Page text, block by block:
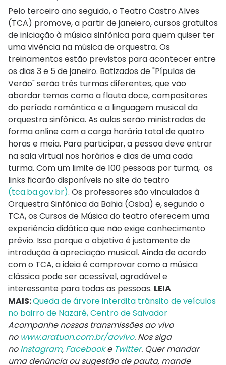
Pelo terceiro ano seguido, o Teatro Castro Alves
(TCA) promove, a partir de janeiero, cursos gratuitos
de iniciação à música sinfônica para quem quiser ter
uma vivência na música de orquestra. Os
treinamentos estão previstos para acontecer entre
os dias 3 e 5 de janeiro. Batizados de "Pípulas de
Verão" serão três turmas diferentes, que vão
abordar temas como a flauta doce, compositores
do período romântico e a linguagem musical da
orquestra sinfônica. As aulas serão ministradas de
forma online com a carga horária total de quatro
horas e meia. Para participar, a pessoa deve entrar
na sala virtual nos horários e dias de uma cada
turma. Com um limite de 100 pessoas por turma, os
links ficarão disponíveis no site do teatro
(tca.ba.gov.br). Os professores são vinculados à
Orquestra Sinfônica da Bahia (Osba) e, segundo o
TCA, os Cursos de Música do teatro oferecem uma
experiência didática que não exige conhecimento
prévio. Isso porque o objetivo é justamente de
introdução à apreciação musical. Ainda de acordo
com o TCA, a ideia é comprovar como a música
clássica pode ser acessível, agradável e
interessante para todas as pessoas. LEIA
MAIS:Queda de árvore interdita trânsito de veículos
no bairro de Nazaré, Centro de Salvador
Acompanhe nossas transmissões ao vivo
no www.aratuon.com.br/aovivo. Nos siga
noInstagram, Facebooke Twitter. Quer mandar
uma denúncia ou sugestão de pauta, mande